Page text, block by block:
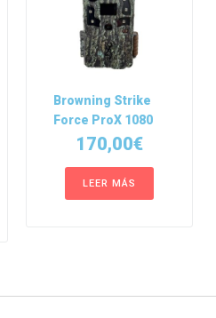
Browning Strike
Force ProX 1080
170,00€
LEER MÁS